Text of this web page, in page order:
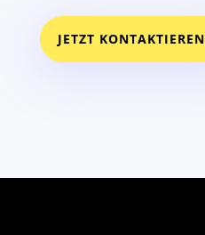
JETZT KONTAKTIEREN